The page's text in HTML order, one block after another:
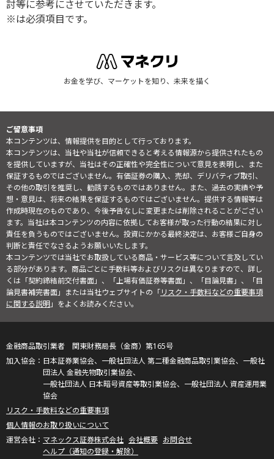
討等に参考にさせていただきます。
※は必須項目です。
お金を学び、マーケットを知り、未来を描く
ご留意事項
本コンテンツは、情報提供を目的として行っております。
本コンテンツは、当社や当社が信頼できると考える情報源から提供されたもの
を提供していますが、当社はその正確性や完全性について意見を表明し、また
保証するものではございません。有価証券の購入、売却、デリバティブ取引、
その他の取引を推奨し、勧誘するものではありません。また、過去の実績や予
想・意見は、将来の結果を保証するものではございません。提供する情報等は
作成時現在のものであり、今後予告なしに変更または削除されることがござい
ます。当社は本コンテンツの内容に依拠してお客様が取った行動の結果に対し
責任を負うものではございません。投資にかかる最終決定は、お客様ご自身の
判断と責任でなさるようお願いいたします。
本コンテンツでは当社でお取扱している商品・サービス等について言及してい
る部分があります。商品ごとに手数料等およびリスクは異なりますので、詳し
くは「契約締結前交付書面」、「上場有価証券等書面」、「目論見書」、「目
論見書補完書面」または当社ウェブサイトの「リスク・手数料などの重要事項
に関する説明」をよくお読みください。
金融商品取引業者 関東財務局長（金商）第165号
日本証券業協会、一般社団法人 第二種金融商品取引業協会、一般社
団法人 金融先物取引業協会、
一般社団法人 日本暗号資産等取引業協会、一般社団法人 資産運用業
協会
リスク・手数料などの重要事項
個人情報のお取り扱いについて
マネックス証券株式会社 会社概要 お問合せ
ヘルプ（通知の登録・解除）